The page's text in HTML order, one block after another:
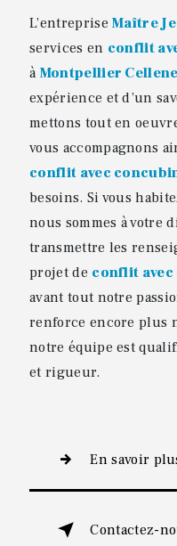
L’entrepriseMaître
services en conflit
à Montpellier
expérience et d’un
mettons tout en
vous accompagnons
conflit avec
besoins. Si vous
nous sommes à votre
transmettre les
projet de conflit
avant tout notre
renforce encore plus
notre équipe est
et rigueur.
En savoir
Contactez-